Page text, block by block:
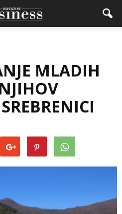
MLADIH